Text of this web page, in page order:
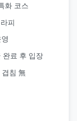
화 코스
피
완료 후 입장
침 無